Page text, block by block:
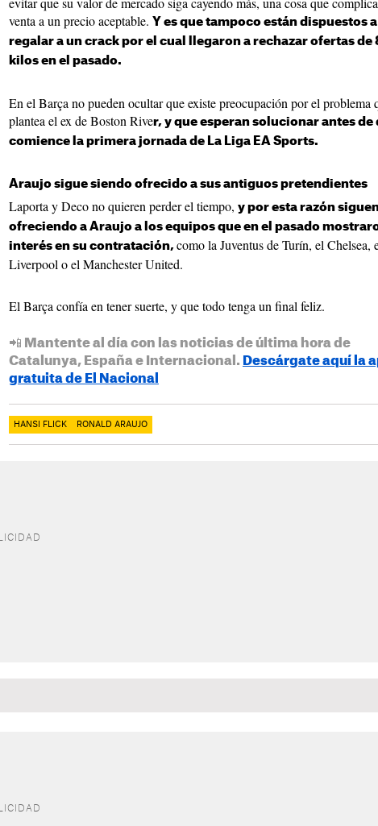
venta a un precio aceptable. Y es que tampoco están dispuestos a
regalar a un crack por el cual llegaron a rechazar ofertas de
kilos en el pasado.
En el Barça no pueden ocultar que existe preocupación por el problema
plantea el ex de Boston River, y que esperan solucionar antes de
comience la primera jornada de La Liga EA Sports.
Araujo sigue siendo ofrecido a sus antiguos pretendientes
Laporta y Deco no quieren perder el tiempo, y por esta razón
ofreciendo a Araujo a los equipos que en el pasado
interés en su contratación, como la Juventus de Turín, el Chelsea,
Liverpool o el Manchester United.
El Barça confía en tener suerte, y que todo tenga un final feliz.
📲 Mantente al día con las noticias de última hora de
Catalunya, España e Internacional. Descárgate aquí la
gratuita de El Nacional
HANSI FLICK RONALD ARAUJO